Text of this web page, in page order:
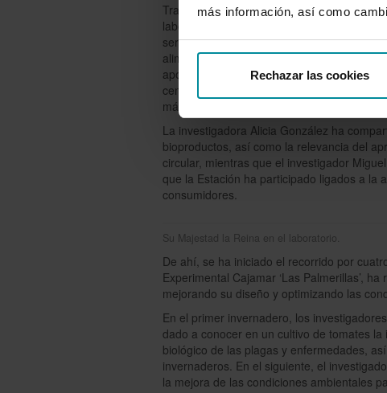
más información, así como
Rechazar las cookies
Tras esta reunión, ha comenzado la visita
laboratorio de biotecnología, equipado con
servicios especializados en desarrollo de
alimentos y bioeconomía circular. Un
aportan su experiencia y capacidad en
centros tecnológicos y universidades de
más eficiente, sostenible y rentable.
La investigadora Alicia González ha
bioproductos, así como la relevancia del
circular, mientras que el investigador
que la Estación ha participado ligados a la
consumidores.
Su Majestad la Reina en el laboratorio.
De ahí, se ha iniciado el recorrido por
Experimental Cajamar ‘Las Palmerillas’,
mejorando su diseño y optimizando las
En el primer invernadero, los
dado a conocer en un cultivo de tomates
biológico de las plagas y enfermedades,
invernaderos. En el siguiente, el
la mejora de las condiciones ambientales